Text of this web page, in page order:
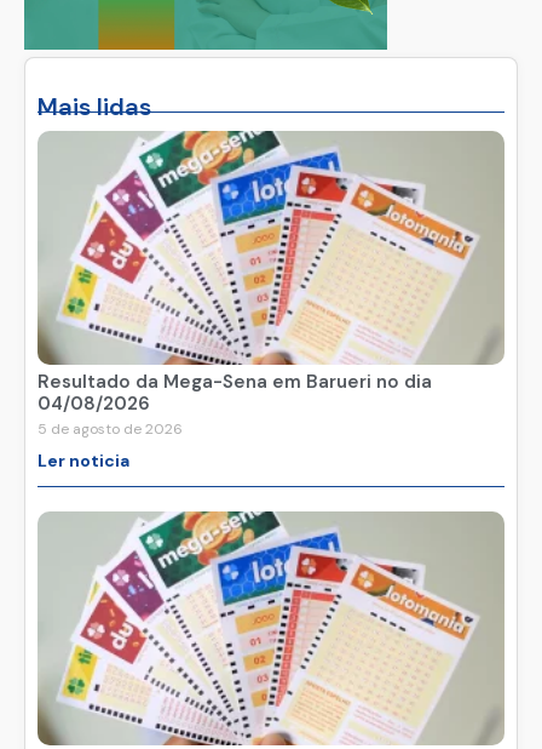
Mais lidas
Resultado da Mega-Sena em Barueri no dia
04/08/2026
5 de agosto de 2026
Ler noticia